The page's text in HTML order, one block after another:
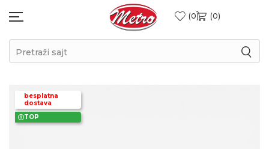
0 0
Pretraži sajt
besplatna
dostava
TOP